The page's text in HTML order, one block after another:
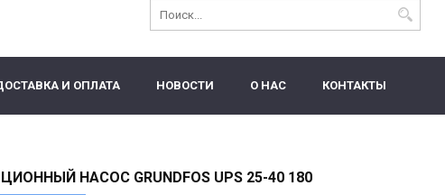
И ОПЛАТА НОВОСТИ О НАС КОНТАКТЫ
НАСОС GRUNDFOS UPS 25-40 180